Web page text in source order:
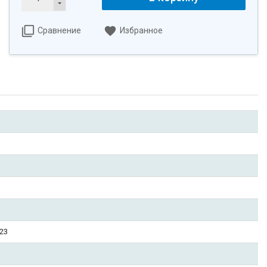
Сравнение Избранное